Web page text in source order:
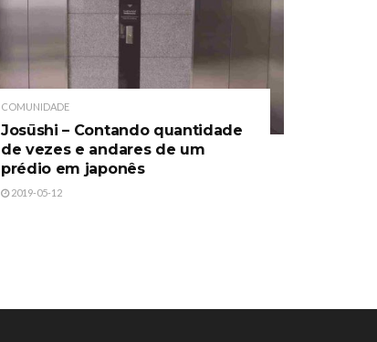
COMUNIDADE
Josūshi – Contando quantidade
de vezes e andares de um
prédio em japonês
2019-05-12